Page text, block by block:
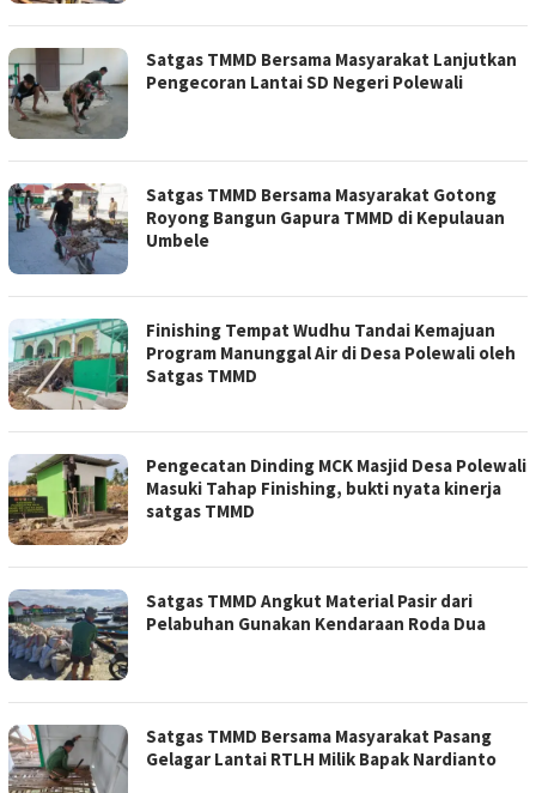
Satgas TMMD Bersama Masyarakat Lanjutkan
Pengecoran Lantai SD Negeri Polewali
Satgas TMMD Bersama Masyarakat Gotong
Royong Bangun Gapura TMMD di Kepulauan
Umbele
Finishing Tempat Wudhu Tandai Kemajuan
Program Manunggal Air di Desa Polewali oleh
Satgas TMMD
Pengecatan Dinding MCK Masjid Desa Polewali
Masuki Tahap Finishing, bukti nyata kinerja
satgas TMMD
Satgas TMMD Angkut Material Pasir dari
Pelabuhan Gunakan Kendaraan Roda Dua
Satgas TMMD Bersama Masyarakat Pasang
Gelagar Lantai RTLH Milik Bapak Nardianto